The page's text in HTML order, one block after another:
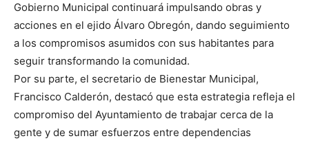
Gobierno Municipal continuará impulsando obras y
acciones en el ejido Álvaro Obregón, dando seguimiento
a los compromisos asumidos con sus habitantes para
seguir transformando la comunidad.
Por su parte, el secretario de Bienestar Municipal,
Francisco Calderón, destacó que esta estrategia refleja el
compromiso del Ayuntamiento de trabajar cerca de la
gente y de sumar esfuerzos entre dependencias